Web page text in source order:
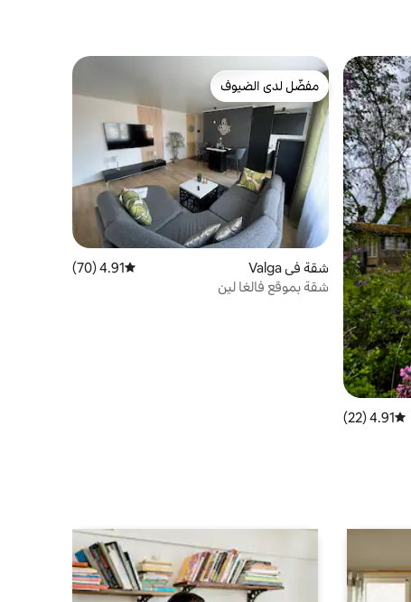
متوسط التقييم 4.91 من 5، 22 مراجعات
4.91 (22)
مفضّل لدى الضيوف
مفضّل لدى الضيوف
شقة في Valga متوسط التقييم 4.91 من 5، 70 مراجعات
4.91 (70)
شقة بموقع فالغا لين